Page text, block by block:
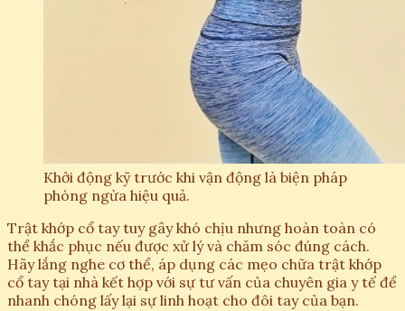
Khởi động kỹ trước khi vận động là biện pháp
phòng ngừa hiệu quả.
Trật khớp cổ tay tuy gây khó chịu nhưng hoàn toàn có
thể khắc phục nếu được xử lý và chăm sóc đúng cách.
Hãy lắng nghe cơ thể, áp dụng các mẹo chữa trật khớp
cổ tay tại nhà kết hợp với sự tư vấn của chuyên gia y tế để
nhanh chóng lấy lại sự linh hoạt cho đôi tay của bạn.